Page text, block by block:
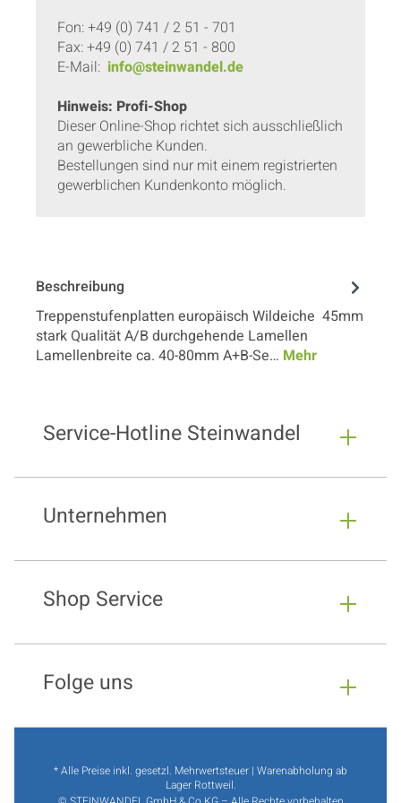
Fon: +49 (0) 741 / 2 51 - 701
Fax: +49 (0) 741 / 2 51 - 800
E-Mail: info@steinwandel.de
Hinweis: Profi-Shop
Dieser Online-Shop richtet sich ausschließlich
an gewerbliche Kunden.
Bestellungen sind nur mit einem registrierten
gewerblichen Kundenkonto möglich.
Beschreibung
Treppenstufenplatten europäisch Wildeiche 45mm
stark Qualität A/B durchgehende Lamellen
Lamellenbreite ca. 40-80mm A+B-Se… Mehr
Service-Hotline Steinwandel
Unternehmen
Shop Service
Folge uns
* Alle Preise inkl. gesetzl. Mehrwertsteuer | Warenabholung ab
Lager Rottweil.